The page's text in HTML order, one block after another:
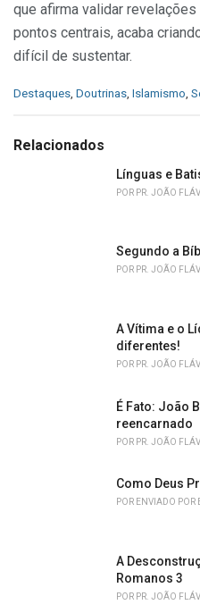
que afirma validar
pontos centrais, acaba
difícil de sustentar.
C
e
Destaques, Doutrinas, Islamismo,
Relacionados
Línguas e
POR PR. JOÃO
Segundo a
POR PR. JOÃO
A Vítima e o
diferentes!
POR PR. JOÃO
É Fato: João
reencarnado
POR PR. JOÃO
Como Deus
POR ENVIADO POR
A
Romanos 3
POR PR. JOÃO